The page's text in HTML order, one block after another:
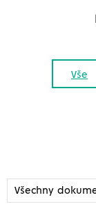
Vše